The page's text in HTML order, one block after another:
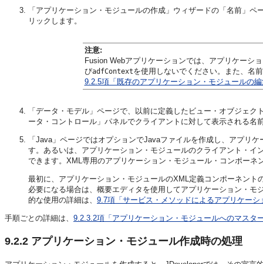
「アプリケーション・モジュールの作成」ウィザードの「名前」
リックします。
注意:
Fusion Webアプリケーションでは、アプリケーシ
びadfContextを使用しないでください。また、名
9.2.5項「既存のアプリケーション・モジュールの
「データ・モデル」ページで、以前に定義したビュー・オブジェ
ータ・コントロール」パネルでクライアントに対して表示される名
「Java」ページではオプションでJavaファイルを作成し、アプリ
す。あるいは、アプリケーション・モジュールのクライアント・
できます。XML専用のアプリケーション・モジュール・コンポー
最初に、アプリケーション・モジュールのXML定義コンポーネン
必要になる場合は、概要エディタを使用してアプリケーション・
的な使用の詳細は、 9.7項「サービス・メソッドによるアプリケー
手順ごとの詳細は、 9.2.3.2項「アプリケーション・モジュールへのマスタ
9.2.2 アプリケーション・モジュール作成時の処理